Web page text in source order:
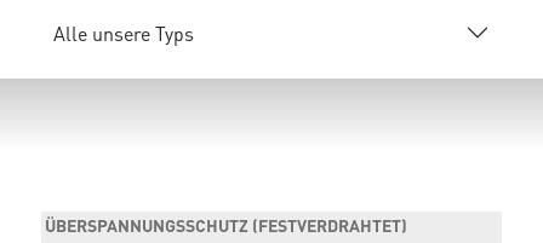
Alle unsere Typs
ÜBERSPANNUNGSSCHUTZ (FESTVERDRAHTET)